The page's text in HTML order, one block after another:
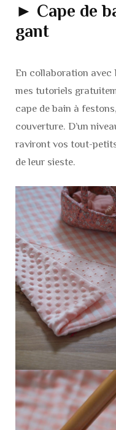
► Cape de
gant
En collaboration avec
mes tutoriels
cape de bain à
couverture. D’un
raviront vos tout-
de leur sieste.